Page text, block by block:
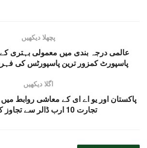
پچھلا دیکھیں
عالمی درجہ بندی میں معمولی بہتری کے
پاسپورٹ کمزور ترین پاسپورٹس کی
اگلا دیکھیں
پاکستان اور یو اے ای کے معاشی روابط
تجارت 10 ارب ڈالر سے تجاوز کر گئی